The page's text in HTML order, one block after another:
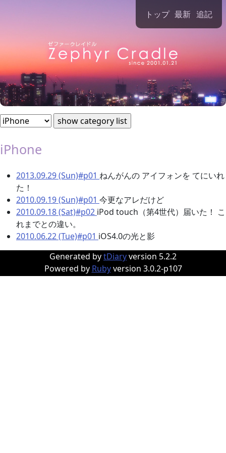
トップ 最新 追記
Zephyr Cradle Diary [iPhone]
iPhone
2013.09.29 (Sun)#p01 ねんがんの アイフォンを てにいれ
た！
2010.09.19 (Sun)#p01 今更なアレだけど
2010.09.18 (Sat)#p02 iPod touch（第4世代）届いた！ こ
れまでとの違い。
2010.06.22 (Tue)#p01 iOS4.0の光と影
Generated bytDiaryversion 5.2.2
Powered by Rubyversion 3.0.2-p107